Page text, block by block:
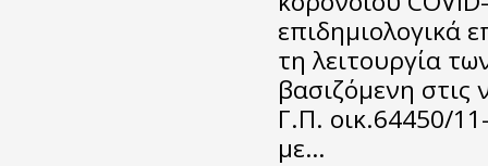
επιδημιολογικά
τη λειτουργία
βασιζόμενη στις
Γ.Π. οικ.64450/
με…